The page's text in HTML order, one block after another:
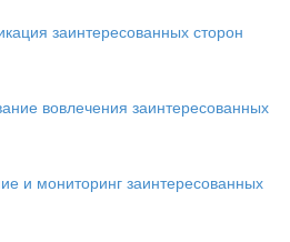
заинтересованных сторон
вовлечения заинтересованных
и мониторинг заинтересованных